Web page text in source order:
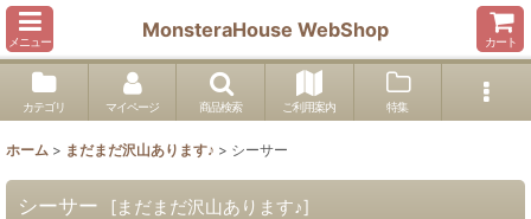
メニュー
MonsteraHouse WebShop
カート
カテゴリ マイページ 商品検索 ご利用案内 特集
ホーム > まだまだ沢山あります♪ > シーサー
シーサー [まだまだ沢山あります♪]